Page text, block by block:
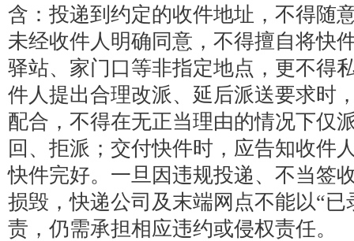
含：投递到约定的收件地址，不得随
未经收件人明确同意，不得擅自将快
驿站、家门口等非指定地点，更不得
件人提出合理改派、延后派送要求时
配合，不得在无正当理由的情况下仅
回、拒派；交付快件时，应告知收件
快件完好。一旦因违规投递、不当签
损毁，快递公司及末端网点不能以“已
责，仍需承担相应违约或侵权责任。